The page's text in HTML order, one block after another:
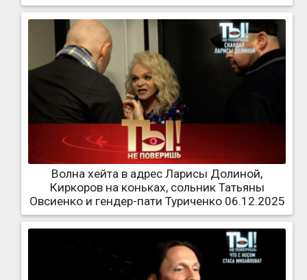
Волна хейта в адрес Ларисы Долиной,
Киркоров на коньках, сольник Татьяны
Овсиенко и гендер-пати Туриченко 06.12.2025